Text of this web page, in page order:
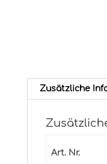
Zusätzliche
Art. Nr.